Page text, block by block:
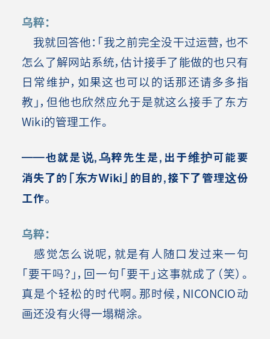
乌粹：
我就回答他：「我之前完全没干过运营，也不
怎么了解网站系统，估计接手了能做的也只有
日常维护，如果这也可以的话那还请多多指
教」，但他也欣然应允于是就这么接手了东方
Wiki的管理工作。
――也就是说，乌粹先生是，出于维护可能要
消失了的「东方Wiki」的目的，接下了管理这份
工作。
乌粹：
感觉怎么说呢，就是有人随口发过来一句
「要干吗？」，回一句「要干」这事就成了（笑）。
真是个轻松的时代啊。那时候，NICONCIO动
画还没有火得一塌糊涂。